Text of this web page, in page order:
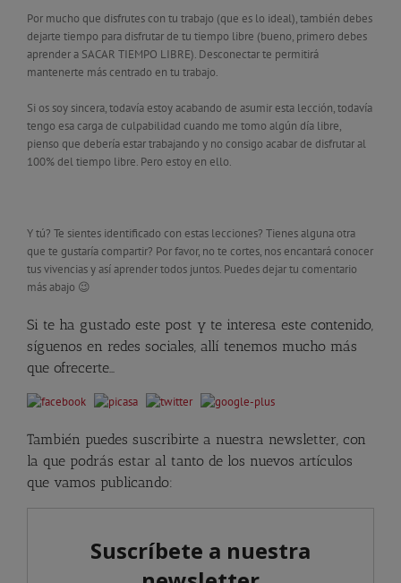
Por mucho que disfrutes con tu trabajo (que es lo ideal), también debes
dejarte tiempo para disfrutar de tu tiempo libre (bueno, primero debes
aprender a SACAR TIEMPO LIBRE). Desconectar te permitirá
mantenerte más centrado en tu trabajo.
Si os soy sincera, todavía estoy acabando de asumir esta lección, todavía
tengo esa carga de culpabilidad cuando me tomo algún día libre,
pienso que debería estar trabajando y no consigo acabar de disfrutar al
100% del tiempo libre. Pero estoy en ello.
Y tú? Te sientes identificado con estas lecciones? Tienes alguna otra
que te gustaría compartir? Por favor, no te cortes, nos encantará conocer
tus vivencias y así aprender todos juntos. Puedes dejar tu comentario
más abajo 😉
Si te ha gustado este post y te interesa este contenido,
síguenos en redes sociales, allí tenemos mucho más
que ofrecerte…
También puedes suscribirte a nuestra newsletter, con
la que podrás estar al tanto de los nuevos artículos
que vamos publicando: